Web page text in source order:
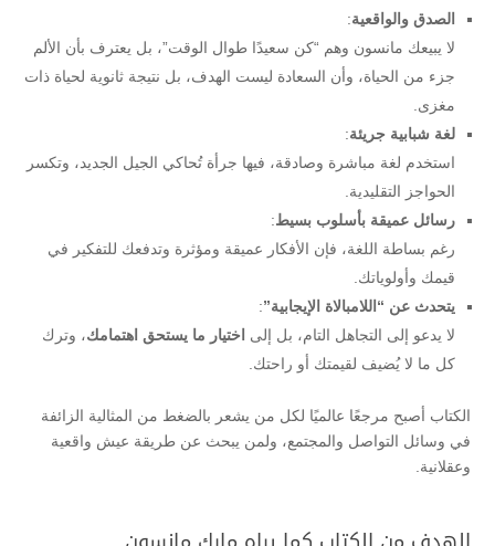
الصدق والواقعية:
لا يبيعك مانسون وهم “كن سعيدًا طوال الوقت”، بل يعترف بأن الألم
جزء من الحياة، وأن السعادة ليست الهدف، بل نتيجة ثانوية لحياة ذات
مغزى.
لغة شبابية جريئة:
استخدم لغة مباشرة وصادقة، فيها جرأة تُحاكي الجيل الجديد، وتكسر
الحواجز التقليدية.
رسائل عميقة بأسلوب بسيط:
رغم بساطة اللغة، فإن الأفكار عميقة ومؤثرة وتدفعك للتفكير في
قيمك وأولوياتك.
يتحدث عن “اللامبالاة الإيجابية”:
لا يدعو إلى التجاهل التام، بل إلى اختيار ما يستحق اهتمامك، وترك
كل ما لا يُضيف لقيمتك أو راحتك.
الكتاب أصبح مرجعًا عالميًا لكل من يشعر بالضغط من المثالية الزائفة
في وسائل التواصل والمجتمع، ولمن يبحث عن طريقة عيش واقعية
وعقلانية.